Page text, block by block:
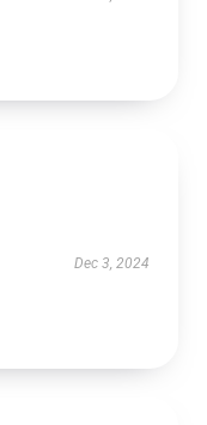
Dec 3, 2024